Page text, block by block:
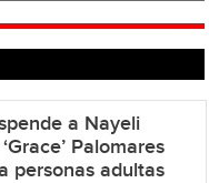
a Nayeli
Palomares
personas adultas